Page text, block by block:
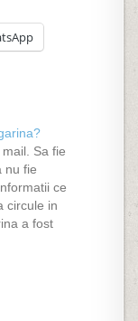
Sa fie
nu fie
ce
circule in
a fost